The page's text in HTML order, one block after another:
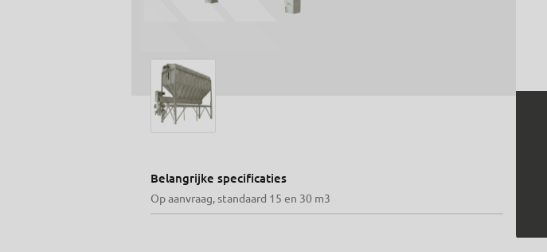
Belangrijke specificaties
Op aanvraag, standaard 15 en 30 m3